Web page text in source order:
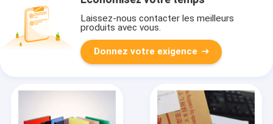
Laissez-nous contacter les meilleurs
produits avec vous.
Donnez votre exigence